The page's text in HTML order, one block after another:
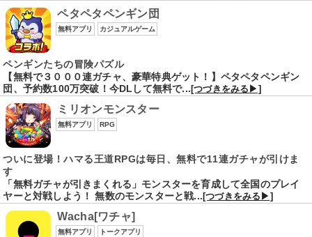
ペタペタペンギン団
無料アプリ カジュアルゲーム
ペンギンたちの冒険パズル
【無料で３０００連ガチャ、豪華特典ゲット！】ペタペタペンギン
団、予約数100万突破！今DLして無料で...[つづきをみる▶]
ミリオンモンスター
無料アプリ RPG
ついに登場！ハマる王道RPGは毎日、無料で11連ガチャが引けま
す
「無料ガチャが引きまくれる」モンスターを育成して全国のプレイ
ヤーと対戦しよう！ 無数のモンスターと戦...[つづきをみる▶]
Wacha[ワチャ]
無料アプリ トークアプリ